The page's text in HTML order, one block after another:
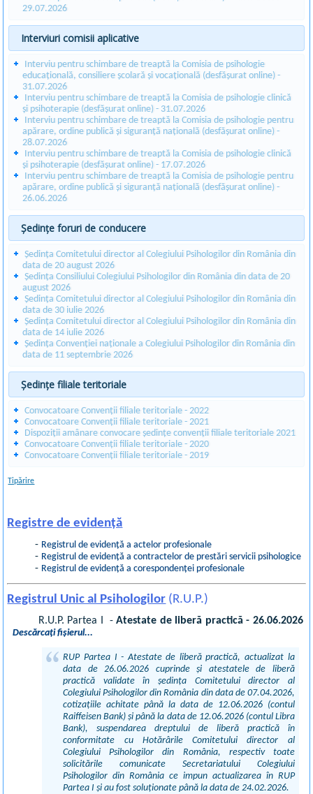
29.07.2026
Interviuri comisii aplicative
Interviu pentru schimbare de treaptă la Comisia de psihologie
educațională, consiliere școlară și vocațională (desfășurat online) -
31.07.2026
Interviu pentru schimbare de treaptă la Comisia de psihologie clinică
și psihoterapie (desfășurat online) - 31.07.2026
Interviu pentru schimbare de treaptă la Comisia de psihologie pentru
apărare, ordine publică și siguranță națională (desfășurat online) -
28.07.2026
Interviu pentru schimbare de treaptă la Comisia de psihologie clinică
și psihoterapie (desfășurat online) - 17.07.2026
Interviu pentru schimbare de treaptă la Comisia de psihologie pentru
apărare, ordine publică și siguranță națională (desfășurat online) -
26.06.2026
Ședințe foruri de conducere
Ședința Comitetului director al Colegiului Psihologilor din România din
data de 20 august 2026
Ședința Consiliului Colegiului Psihologilor din România din data de 20
august 2026
Ședința Comitetului director al Colegiului Psihologilor din România din
data de 30 iulie 2026
Ședința Comitetului director al Colegiului Psihologilor din România din
data de 14 iulie 2026
Ședința Convenției naționale a Colegiului Psihologilor din România din
data de 11 septembrie 2026
Ședințe filiale teritoriale
Convocatoare Convenții filiale teritoriale - 2022
Convocatoare Convenții filiale teritoriale - 2021
Dispoziții amânare convocare ședințe convenții filiale teritoriale 2021
Convocatoare Convenții filiale teritoriale - 2020
Convocatoare Convenții filiale teritoriale - 2019
Tipărire
Registre de evidență
- Registrul de evidență a actelor profesionale
- Registrul de evidență a contractelor de prestări servicii psihologice
- Registrul de evidență a corespondenței profesionale
Registrul Unic al Psihologilor (R.U.P.)
R.U.P. Partea I -Atestate de liberă practică - 26.06.2026
Descărcați fișierul...
RUP Partea I - Atestate de liberă practică, actualizat la
data de 26.06.2026 cuprinde și atestatele de liberă
practică validate în ședința Comitetului director al
Colegiului Psihologilor din România din data de 07.04.2026,
cotizațiile achitate până la data de 12.06.2026 (contul
Raiffeisen Bank) și până la data de 12.06.2026 (contul Libra
Bank), suspendarea dreptului de liberă practică în
conformitate cu Hotărârile Comitetului director al
Colegiului Psihologilor din România, respectiv toate
solicitările comunicate Secretariatului Colegiului
Psihologilor din România ce impun actualizarea în RUP
Partea I și au fost soluționate până la data de 24.02.2026.